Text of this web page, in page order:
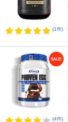
(1件)
(4件)